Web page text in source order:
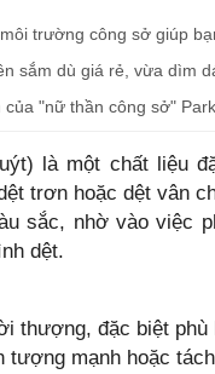
trường công sở giúp
sắm dù giá rẻ, vừa dìm
"nữ thần công sở"
là một chất liệu
trơn hoặc dệt vân
sắc, nhờ vào việc
dệt.
thượng, đặc biệt
tượng mạnh hoặc